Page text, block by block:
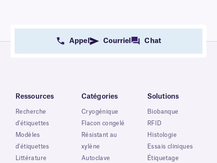
Appel Courriel Chat
Ressources
Recherche
d'étiquettes
Modèles
d'étiquettes
Littérature
Catégories
Cryogénique
Flacon congelé
Résistant au
xylène
Autoclave
Solutions
Biobanque
RFID
Histologie
Essais cliniques
Étiquetage